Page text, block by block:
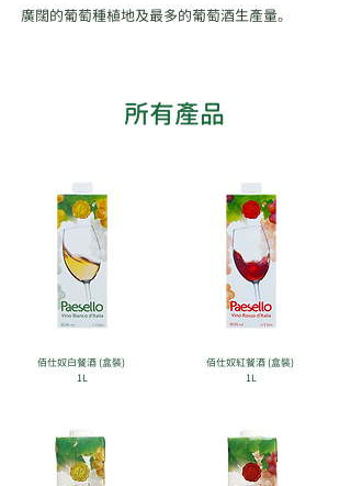
廣闊的葡萄種植地及最多的葡萄酒生產量。
​所有產品
佰仕奴紅餐酒 (盒裝)
​1L
佰仕奴白餐酒 (盒裝)
1L